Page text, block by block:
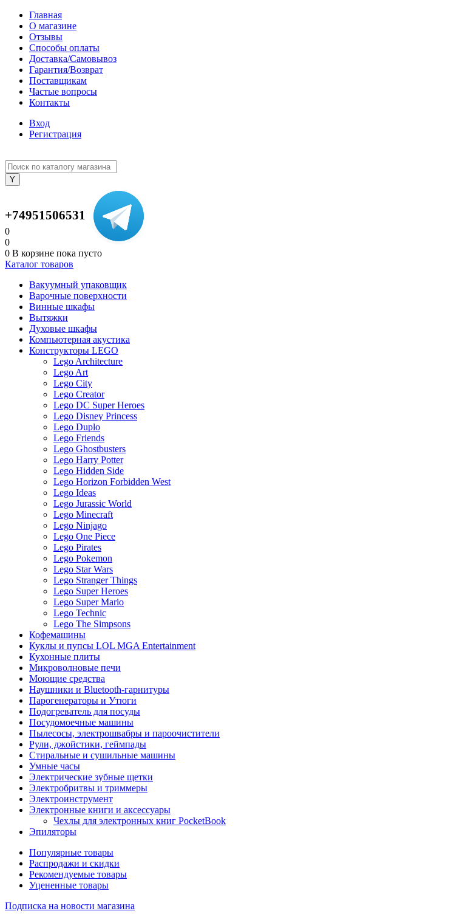
Главная
О магазине
Отзывы
Способы оплаты
Доставка/Самовывоз
Гарантия/Возврат
Поставщикам
Частые вопросы
Контакты
Вход
Регистрация
+74951506531
0
0
0 В корзине пока пусто
Каталог товаров
Вакуумный упаковщик
Варочные поверхности
Винные шкафы
Вытяжки
Духовые шкафы
Компьютерная акустика
Конструкторы LEGO
Lego Architecture
Lego Art
Lego City
Lego Creator
Lego DC Super Heroes
Lego Disney Princess
Lego Duplo
Lego Friends
Lego Ghostbusters
Lego Harry Potter
Lego Hidden Side
Lego Horizon Forbidden West
Lego Ideas
Lego Jurassic World
Lego Minecraft
Lego Ninjago
Lego One Piece
Lego Pirates
Lego Pokemon
Lego Star Wars
Lego Stranger Things
Lego Super Heroes
Lego Super Mario
Lego Technic
Lego The Simpsons
Кофемашины
Куклы и пупсы LOL MGA Entertainment
Кухонные плиты
Микроволновые печи
Моющие средства
Наушники и Bluetooth-гарнитуры
Парогенераторы и Утюги
Подогреватель для посуды
Посудомоечные машины
Пылесосы, электрошвабры и пароочистители
Рули, джойстики, геймпады
Стиральные и сушильные машины
Умные часы
Электрические зубные щетки
Электробритвы и триммеры
Электроинструмент
Электронные книги и аксессуары
Чехлы для электронных книг PocketBook
Эпиляторы
Популярные товары
Распродажи и скидки
Рекомендуемые товары
Уцененные товары
Подписка на новости магазина